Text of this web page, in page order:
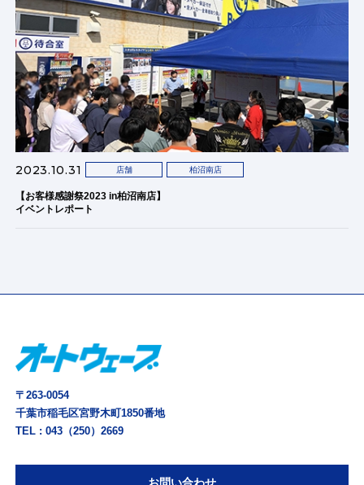
2023.10.31 店舗 柏沼南店
【お客様感謝祭2023 in柏沼南店】
イベントレポート
〒263-0054
千葉市稲毛区宮野木町1850番地
TEL :043（250）2669